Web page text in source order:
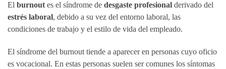
El burnout es el síndrome de desgaste profesional derivado del
estrés laboral, debido a su vez del entorno laboral, las
condiciones de trabajo y el estilo de vida del empleado.
El síndrome del burnout tiende a aparecer en personas cuyo oficio
es vocacional. En estas personas suelen ser comunes los síntomas